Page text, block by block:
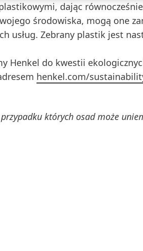
dając
środowiska, mogą one
usług. Zebrany plastik jest
Henkel do kwestii
henkel.com/
których osad może